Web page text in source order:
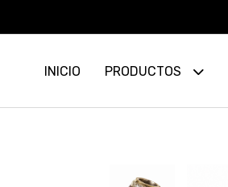
INICIO PRODUCTOS